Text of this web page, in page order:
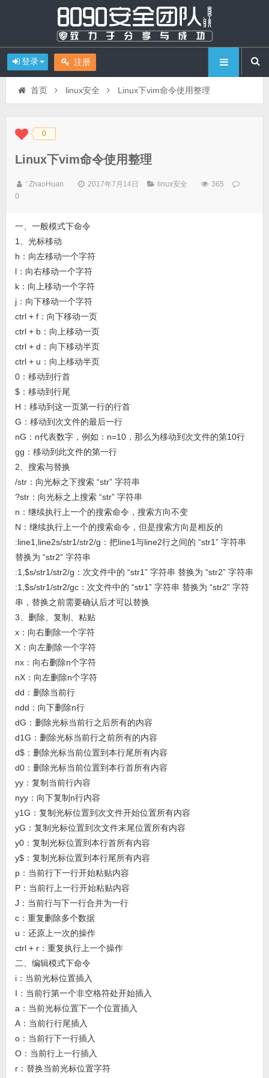
登录 注册
首页 linux安全 Linux下vim命令使用整理
◆◆ 0
Linux下vim命令使用整理
' ZhaoHuan 2017年7月14日 linux安全
365
0
一、一般模式下命令
1、光标移动
h：向左移动一个字符
l：向右移动一个字符
k：向上移动一个字符
j：向下移动一个字符
ctrl + f：向下移动一页
ctrl + b：向上移动一页
ctrl + d：向下移动半页
ctrl + u：向上移动半页
0：移动到行首
$：移动到行尾
H：移动到这一页第一行的行首
G：移动到次文件的最后一行
nG：n代表数字，例如：n=10，那么为移动到次文件的第10行
gg：移动到此文件的第一行
2、搜索与替换
/str：向光标之下搜索 “str” 字符串
?str：向光标之上搜索 “str” 字符串
n：继续执行上一个的搜索命令，搜索方向不变
N：继续执行上一个的搜索命令，但是搜索方向是相反的
:line1,line2s/str1/str2/g：把line1与line2行之间的 “str1” 字符串
替换为 “str2” 字符串
:1,$s/str1/str2/g：次文件中的 “str1” 字符串 替换为 “str2” 字符串
:1,$s/str1/str2/gc：次文件中的 “str1” 字符串 替换为 “str2” 字符
串，替换之前需要确认后才可以替换
3、删除、复制、粘贴
x：向右删除一个字符
X：向左删除一个字符
nx：向右删除n个字符
nX：向左删除n个字符
dd：删除当前行
ndd：向下删除n行
dG：删除光标当前行之后所有的内容
d1G：删除光标当前行之前所有的内容
d$：删除光标当前位置到本行尾所有内容
d0：删除光标当前位置到本行首所有内容
yy：复制当前行内容
nyy：向下复制n行内容
y1G：复制光标位置到次文件开始位置所有内容
yG：复制光标位置到次文件末尾位置所有内容
y0：复制光标位置到本行首所有内容
y$：复制光标位置到本行尾所有内容
p：当前行下一行开始粘贴内容
P：当前行上一行开始粘贴内容
J：当前行与下一行合并为一行
c：重复删除多个数据
u：还原上一次的操作
ctrl + r：重复执行上一个操作
二、编辑模式下命令
i：当前光标位置插入
I：当前行第一个非空格符处开始插入
a：当前光标位置下一个位置插入
A：当前行行尾插入
o：当前行下一行插入
O：当前行上一行插入
r：替换当前光标位置字符